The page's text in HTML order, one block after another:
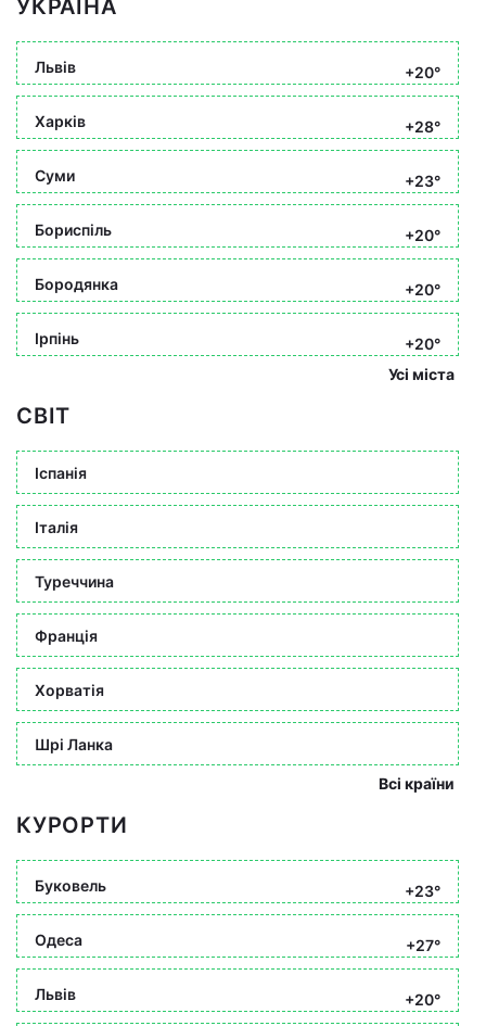
УКРАЇНА
Львів +20°
Харків +28°
Суми +23°
Бориспіль +20°
Бородянка +20°
Ірпінь
+20°
Усі міста
СВІТ
Іспанія
Італія
Туреччина
Франція
Хорватія
Шрі Ланка
Всі країни
КУРОРТИ
Буковель +23°
Одеса +27°
Львів +20°